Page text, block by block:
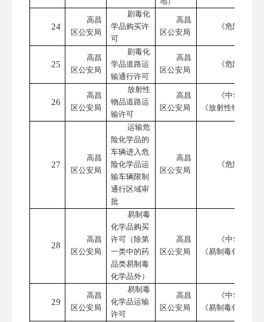
24
高昌
区公安局
剧毒化
学品购买许
可
高昌
区公安局
《危险化学
25
高昌
区公安局
剧毒化
学品道路运
输通行许可
高昌
区公安局
《危险化学
26
高昌
区公安局
放射性
物品道路运
输许可
高昌
区公安局
《中华人民
《放射性物品运
27
高昌
区公安局
运输危
险化学品的
车辆进入危
险化学品运
输车辆限制
通行区域审
批
高昌
区公安局
《危险化学
28
高昌
区公安局
易制毒
化学品购买
许可（除第
一类中的药
品类易制毒
化学品外）
高昌
区公安局
《中华人民
《易制毒化学品
29
高昌
区公安局
易制毒
化学品运输
许可
高昌
区公安局
《中华人民
《易制毒化学品